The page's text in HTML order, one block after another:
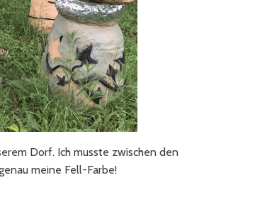
Dorf. Ich musste zwischen den
meine Fell-Farbe!